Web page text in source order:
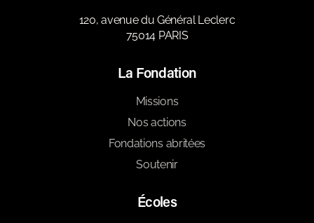
120, avenue du Général Leclerc
75014 PARIS
La Fondation
Missions
Nos actions
Fondations abritées
Soutenir
Écoles